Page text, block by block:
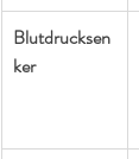
Blutdrucksen
ker